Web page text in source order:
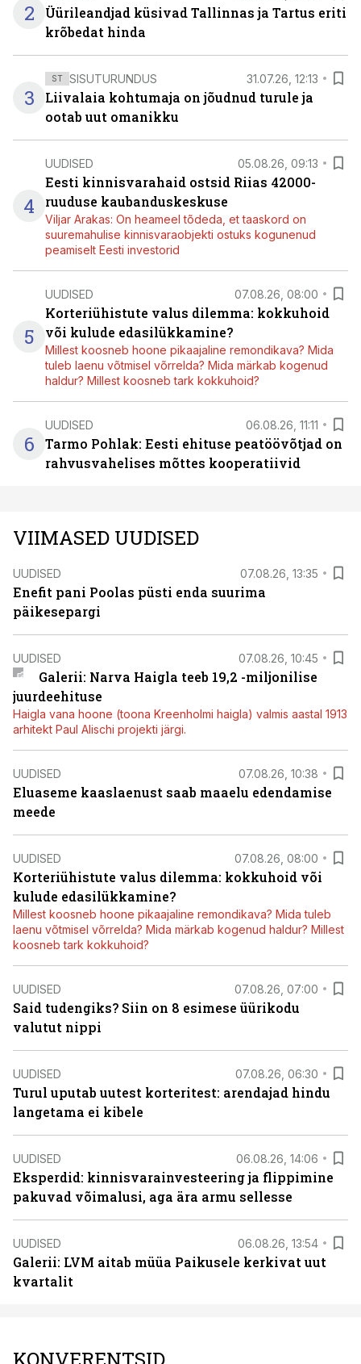
2
Üürileandjad küsivad Tallinnas ja Tartus eriti
krõbedat hinda
3
ST SISUTURUNDUS 31.07.26, 12:13
Liivalaia kohtumaja on jõudnud turule ja
ootab uut omanikku
4
UUDISED 05.08.26, 09:13
Eesti kinnisvarahaid ostsid Riias 42000-
ruuduse kaubanduskeskuse
Viljar Arakas: On heameel tõdeda, et taaskord on
suuremahulise kinnisvaraobjekti ostuks kogunenud
peamiselt Eesti investorid
5
UUDISED 07.08.26, 08:00
Korteriühistute valus dilemma: kokkuhoid
või kulude edasilükkamine?
Millest koosneb hoone pikaajaline remondikava? Mida
tuleb laenu võtmisel võrrelda? Mida märkab kogenud
haldur? Millest koosneb tark kokkuhoid?
6
UUDISED 06.08.26, 11:11
Tarmo Pohlak: Eesti ehituse peatöövõtjad on
rahvusvahelises mõttes kooperatiivid
VIIMASED UUDISED
UUDISED 07.08.26, 13:35
Enefit pani Poolas püsti enda suurima
päikesepargi
UUDISED 07.08.26, 10:45
Galerii: Narva Haigla teeb 19,2 -miljonilise
juurdeehituse
Haigla vana hoone (toona Kreenholmi haigla) valmis aastal 1913
arhitekt Paul Alischi projekti järgi.
UUDISED 07.08.26, 10:38
Eluaseme kaaslaenust saab maaelu edendamise
meede
UUDISED 07.08.26, 08:00
Korteriühistute valus dilemma: kokkuhoid või
kulude edasilükkamine?
Millest koosneb hoone pikaajaline remondikava? Mida tuleb
laenu võtmisel võrrelda? Mida märkab kogenud haldur? Millest
koosneb tark kokkuhoid?
UUDISED 07.08.26, 07:00
Said tudengiks? Siin on 8 esimese üürikodu
valutut nippi
UUDISED 07.08.26, 06:30
Turul uputab uutest korteritest: arendajad hindu
langetama ei kibele
UUDISED 06.08.26, 14:06
Eksperdid: kinnisvarainvesteering ja flippimine
pakuvad võimalusi, aga ära armu sellesse
UUDISED 06.08.26, 13:54
Galerii: LVM aitab müüa Paikusele kerkivat uut
kvartalit